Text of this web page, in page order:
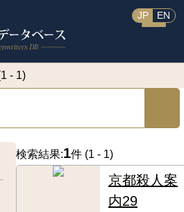
JP EN
- 1)
検索結果:1件 (1 - 1)
京都殺人案
内29